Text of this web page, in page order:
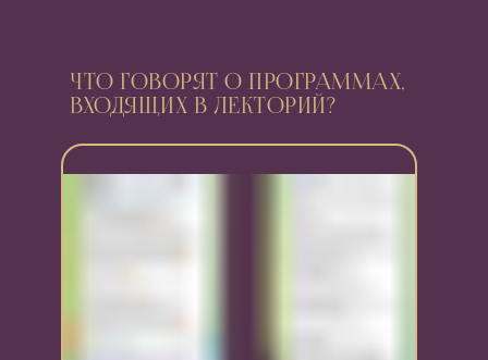
ЧТО ГОВОРЯТ О ПРОГРАММАХ,
ВХОДЯЩИХ В ЛЕКТОРИЙ?